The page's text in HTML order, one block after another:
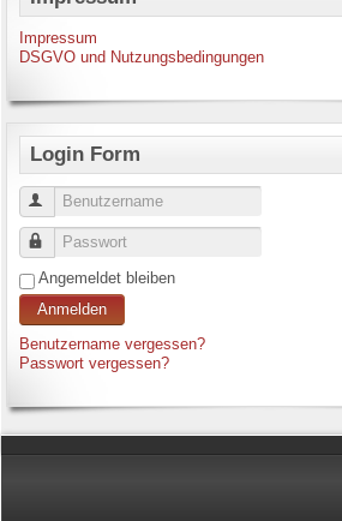
Impressum
DSGVO und Nutzungsbedingungen
Login Form
Benutzername
Passwort
Angemeldet bleiben
Anmelden
Benutzername vergessen?
Passwort vergessen?